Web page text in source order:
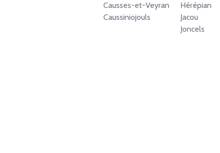
Causses-et-Veyran
Caussiniojouls
Hérépian
Jacou
Joncels